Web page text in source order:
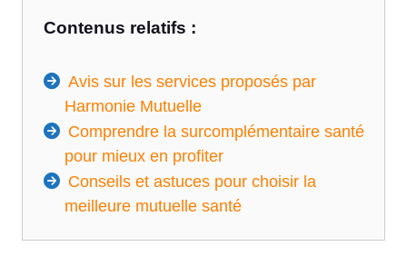
Contenus relatifs :
Avis sur les services proposés par
Harmonie Mutuelle
Comprendre la surcomplémentaire santé
pour mieux en profiter
Conseils et astuces pour choisir la
meilleure mutuelle santé